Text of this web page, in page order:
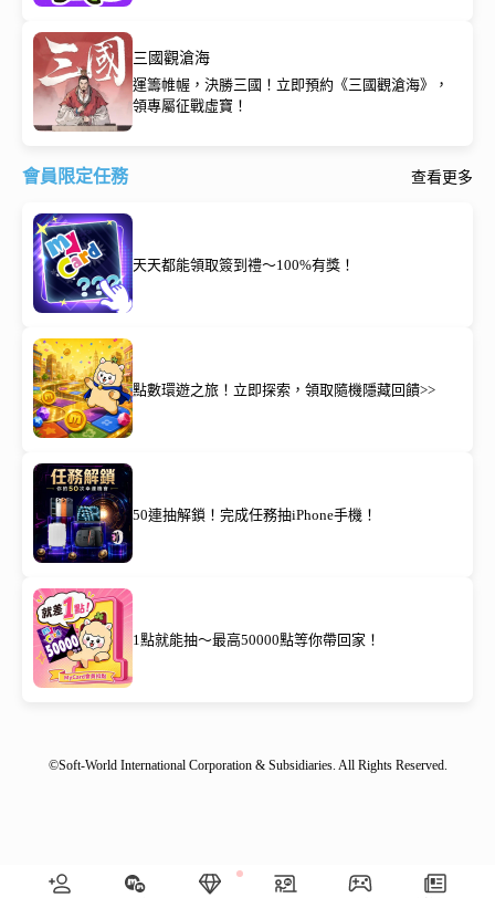
三國觀滄海
運籌帷幄，決勝三國！立即預約《三國觀滄海》，
領專屬征戰虛寶！
會員限定任務 查看更多
天天都能領取簽到禮～100%有獎！
點數環遊之旅！立即探索，領取隨機隱藏回饋>>
50連抽解鎖！完成任務抽iPhone手機！
1點就能抽～最高50000點等你帶回家！
©Soft-World International Corporation & Subsidiaries. All Rights Reserved.